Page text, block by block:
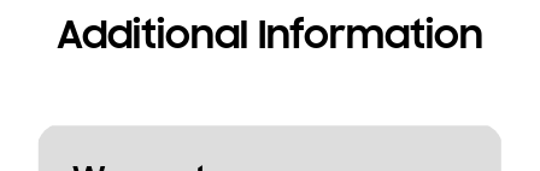
Additional Information